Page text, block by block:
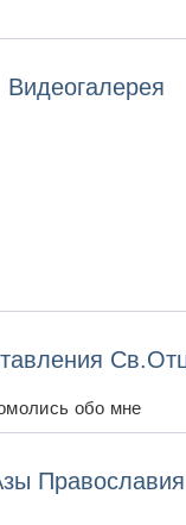
Видеогалерея
обо мне
Православия